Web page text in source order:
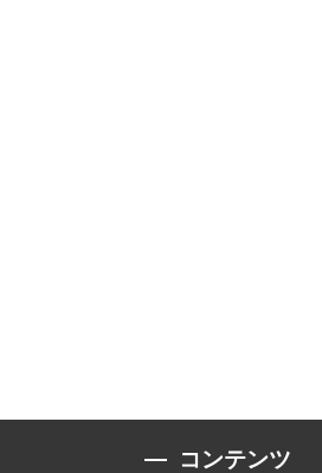
コンテンツ